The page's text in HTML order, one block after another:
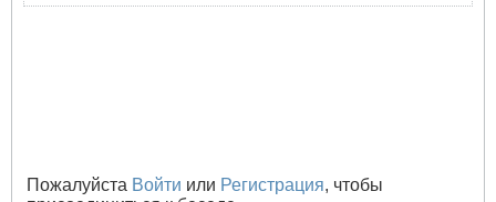
Пожалуйста Войти или Регистрация, чтобы